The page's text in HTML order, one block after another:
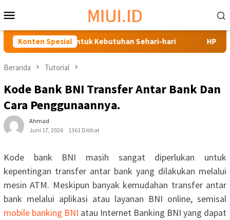
ke
kontenMobile
Konten Spesial
Terbaik untuk Kebutuhan Sehari-hari HP Murah
Beranda Tutorial
Kode Bank BNI Transfer Antar Bank Dan
Cara Penggunaannya.
Ahmad
Juni 17, 2026
1361 Dilihat
Kode bank BNI masih sangat diperlukan untuk
kepentingan transfer antar bank yang dilakukan melalui
mesin ATM. Meskipun banyak kemudahan transfer antar
bank melalui aplikasi atau layanan BNI online, semisal
mobile banking BNI atau Internet Banking BNI yang dapat